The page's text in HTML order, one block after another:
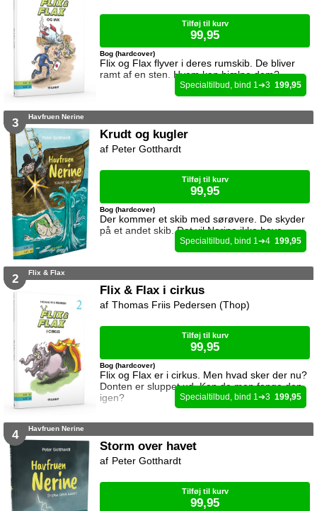
Flix og Flax flyver i deres rumskib. De bliver
ramt af en sten. Hvem kan hjælpe dem?
Bog (hardcover)
Tilføj til kurv
99,95
1 3 199,95
3 Havfruen Nerine
Krudt og kugler
Der kommer et skib med sørøvere. De skyder
på et andet skib. Det vil Nerine ikke have.
Bog (hardcover)
Peter Gotthardt
Tilføj til kurv
99,95
1 4 199,95
2 Flix & Flax
Flix & Flax i cirkus
Flix og Flax er i cirkus. Men hvad sker der nu?
Donten er sluppet ud. Kan de mon fange den
igen?
Bog (hardcover)
Thomas Friis Pedersen (Thop)
Tilføj til kurv
99,95
1 3 199,95
4 Havfruen Nerine
Storm over havet
Peter Gotthardt
Tilføj til kurv
99,95